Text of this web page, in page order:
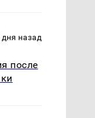
дня назад
после